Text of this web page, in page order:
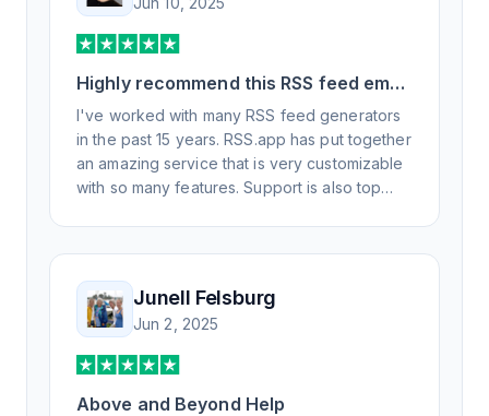
Highly recommend this RSS feed email
/ widget generator service.
I've worked with many RSS feed generators
in the past 15 years. RSS.app has put together
an amazing service that is very customizable
with so many features. Support is also top
professionally. Highly recommend for all your
RSS feed needs. Our trucking news hub
website couldn't work without it. Thank you.
Junell Felsburg
Jun 2, 2025
Above and Beyond Help